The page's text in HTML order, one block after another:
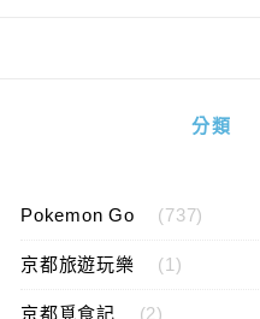
分類
Pokemon Go (737)
京都旅遊玩樂 (1)
京都覓食記 (2)